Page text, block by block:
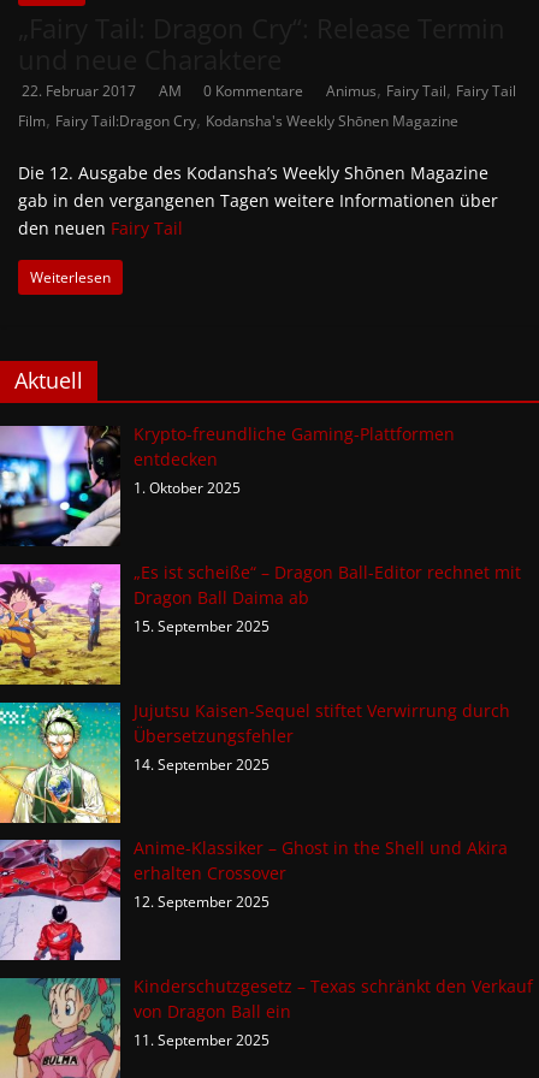
22. Februar 2017 AM 0 Kommentare Animus, Fairy Tail, Fairy Tail
Film, Fairy Tail:Dragon Cry, Kodansha's Weekly Shōnen Magazine
Die 12. Ausgabe des Kodansha’s Weekly Shōnen Magazine
gab in den vergangenen Tagen weitere Informationen über
den neuen Fairy Tail
Weiterlesen
Aktuell
Krypto-freundliche Gaming-Plattformen
entdecken
1. Oktober 2025
„Es ist scheiße“ – Dragon Ball-Editor rechnet mit
Dragon Ball Daima ab
15. September 2025
Jujutsu Kaisen-Sequel stiftet Verwirrung durch
Übersetzungsfehler
14. September 2025
Anime-Klassiker – Ghost in the Shell und Akira
erhalten Crossover
12. September 2025
Kinderschutzgesetz – Texas schränkt den Verkauf
von Dragon Ball ein
11. September 2025